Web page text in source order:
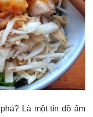
Là một tín đồ ẩm